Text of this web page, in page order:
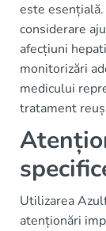
este
considerare
afecțiuni
monitorizări
medicului
tratament
Utilizarea
atenționări